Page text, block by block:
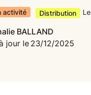
activité Distribution
BALLAND
jour le23/12/2025